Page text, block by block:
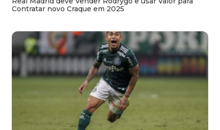
Contratar novo Craque em 2025